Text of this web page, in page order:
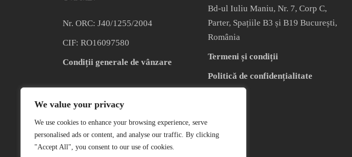
We value your privacy
We use cookies to enhance your browsing experience, serve
personalised ads or content, and analyse our traffic. By clicking
"Accept All", you consent to our use of cookies.
Nr. ORC: J40/1255/2004
CIF: RO16097580
Condiții generale de vânzare
Bd-ul Iuliu Maniu, Nr. 7, Corp C,
Parter, Spațiile B3 și B19 București,
România
Termeni și condiții
Politică de confidențialitate